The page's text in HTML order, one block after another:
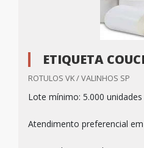
ETIQUETA
ROTULOS VK / VALINHOS SP
Lote mínimo: 5.000 unidades
Atendimento preferencial